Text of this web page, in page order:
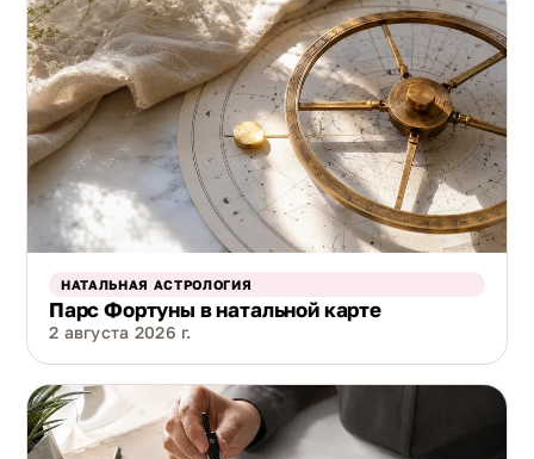
НАТАЛЬНАЯ АСТРОЛОГИЯ
Парс Фортуны в натальной карте
2 августа 2026 г.